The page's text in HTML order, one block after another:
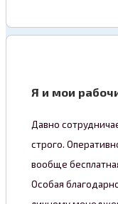
Я и мои
Давно
строго.
вообще
Особая